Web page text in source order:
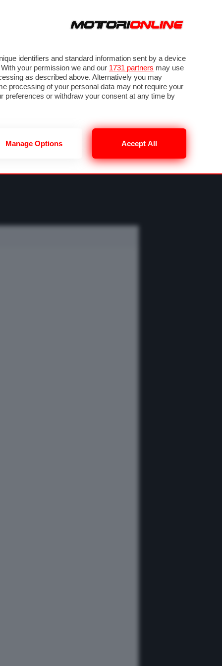
RENDERING PNEUMATICI TRAFFICO
identifiers and standard information sent by a device
your permission we and our 1731 partners may use
as described above. Alternatively you may
processing of your personal data may not require your
preferences or withdraw your consent at any time by
Manage Options Accept All